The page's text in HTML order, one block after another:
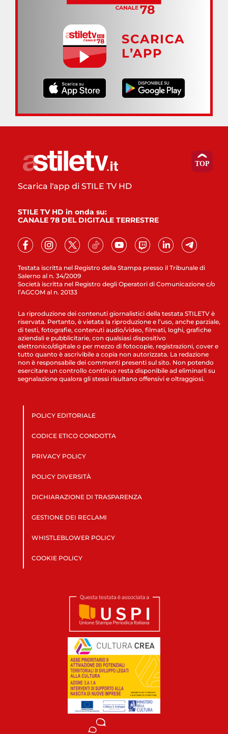
SCARICA
L’APP
Testata iscritta nel Registro della Stampa presso il Tribunale di
Salerno al n. 34/2009
Società iscritta nel Registro degli Operatori di Comunicazione c/o
l’AGCOM al n. 20133
Scarica l'app di STILE TV HD
STILE TV HD in onda su:
CANALE 78 DEL DIGITALE TERRESTRE
La riproduzione dei contenuti giornalistici della testata STILETV è
riservata. Pertanto, è vietata la riproduzione e l’uso, anche parziale,
di testi, fotografie, contenuti audio/video, filmati, loghi, grafiche
aziendali e pubblicitarie, con qualsiasi dispositivo
elettronico/digitale o per mezzo di fotocopie, registrazioni, cover e
tutto quanto è ascrivibile a copia non autorizzata. La redazione
non è responsabile dei commenti presenti sul sito. Non potendo
esercitare un controllo continuo resta disponibile ad eliminarli su
segnalazione qualora gli stessi risultano offensivi e oltraggiosi.
POLICY EDITORIALE
CODICE ETICO CONDOTTA
PRIVACY POLICY
POLICY DIVERSITÀ
DICHIARAZIONE DI TRASPARENZA
GESTIONE DEI RECLAMI
WHISTLEBLOWER POLICY
COOKIE POLICY